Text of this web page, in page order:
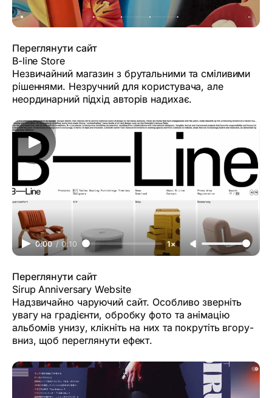
Переглянути сайт
B-line Store
Незвичайний магазин з брутальними та сміливими
рішеннями. Незручний для користувача, але
неординарний підхід авторів надихає.
0:00 / 0:10 1×
Переглянути сайт
Sirup Anniversary Website
Надзвичайно чаруючий сайт. Особливо зверніть
увагу на градієнти, обробку фото та анімацію
альбомів унизу, клікніть на них та покрутіть вгору-
вниз, щоб переглянути ефект.